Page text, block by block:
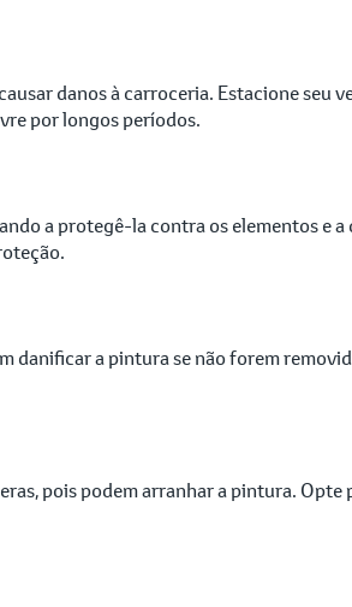
danos à carroceria. Estacione seu
por longos períodos.
a protegê-la contra os elementos e
danificar a pintura se não forem
pois podem arranhar a pintura.